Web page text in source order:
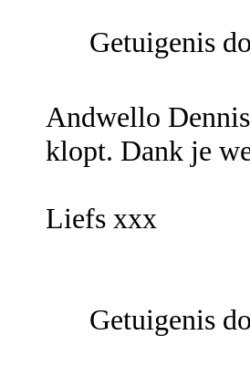
Getuigenis
Andwello
klopt. Dank je
Liefs xxx
Getuigenis